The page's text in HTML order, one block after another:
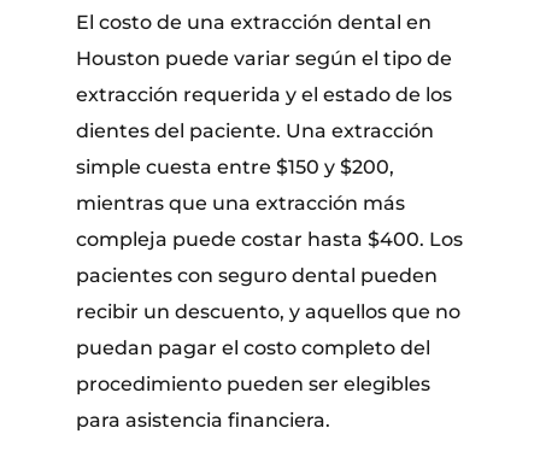
El costo de una extracción dental en
Houston puede variar según el tipo de
extracción requerida y el estado de los
dientes del paciente. Una extracción
simple cuesta entre $150 y $200,
mientras que una extracción más
compleja puede costar hasta $400. Los
pacientes con seguro dental pueden
recibir un descuento, y aquellos que no
puedan pagar el costo completo del
procedimiento pueden ser elegibles
para asistencia financiera.